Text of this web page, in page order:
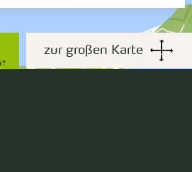
zur großen Karte